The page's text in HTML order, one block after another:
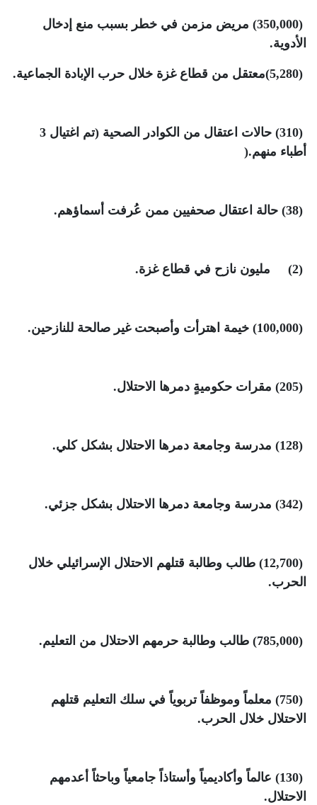
(350,000) مريض مزمن في خطر بسبب منع إدخال
الأدوية.
(5,280)معتقل من قطاع غزة خلال حرب الإبادة الجماعية.
(310)
حالات اعتقال من الكوادر الصحية (تم اغتيال 3
أطباء منهم).
(38) حالة اعتقال صحفيين ممن عُرفت أسماؤهم.
(2) مليون نازح في قطاع غزة.
(100,000) خيمة اهترأت وأصبحت غير صالحة للنازحين.
(205) مقرات حكوميةٍ دمرها الاحتلال.
(128) مدرسة وجامعة دمرها الاحتلال بشكل كلي.
(342) مدرسة وجامعة دمرها الاحتلال بشكل جزئي.
(12,700) طالب وطالبة قتلهم الاحتلال الإسرائيلي خلال
الحرب.
(785,000) طالب وطالبة حرمهم الاحتلال من التعليم.
(750) معلماً وموظفاً تربوياً في سلك التعليم قتلهم
الاحتلال خلال الحرب.
(130) عالماً وأكاديمياً وأستاذاً جامعياً وباحثاً أعدمهم
الاحتلال.